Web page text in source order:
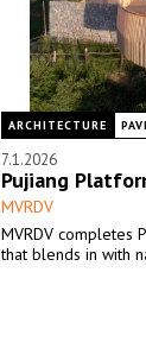
ARCHITECTURE
7.1.2026
Pujiang
MVRDV
MVRDV completes
that blends in with